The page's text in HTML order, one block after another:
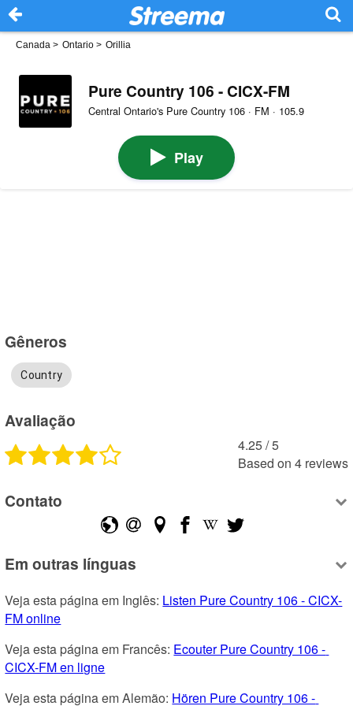
Canada > Ontario > Orillia
Pure Country 106 - CICX-FM
Central Ontario's Pure Country 106 · FM · 105.9
Play
Gêneros
Country
Avaliação
4.25 /5
Based on 4 reviews
Contato
Em outras línguas
Veja esta página em Inglês: Listen Pure Country 106 - CICX-
FM online
Veja esta página em Francês: Ecouter Pure Country 106 -
CICX-FM en ligne
Veja esta página em Alemão: Hören Pure Country 106 -